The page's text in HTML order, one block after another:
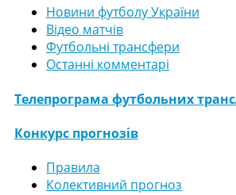
Новини футболу України
Відео матчів
Футбольні трансфери
Останні комментарі
Телепрограма футбольних
Конкурс прогнозів
Правила
Колективний прогноз